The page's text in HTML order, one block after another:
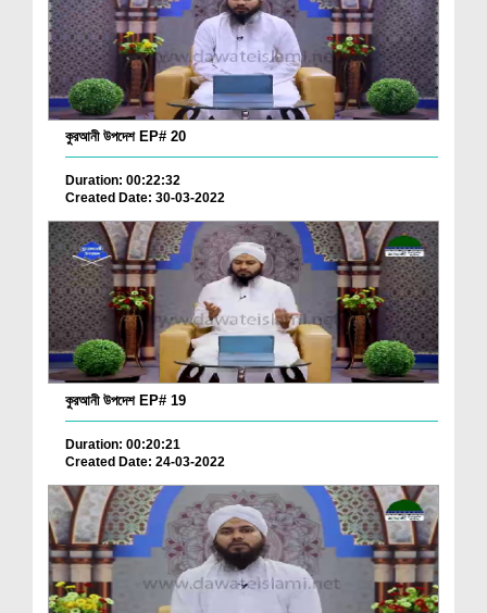
কুরআনী উপদেশ EP# 20
Duration: 00:22:32
Created Date: 30-03-2022
কুরআনী উপদেশ EP# 19
Duration: 00:20:21
Created Date: 24-03-2022